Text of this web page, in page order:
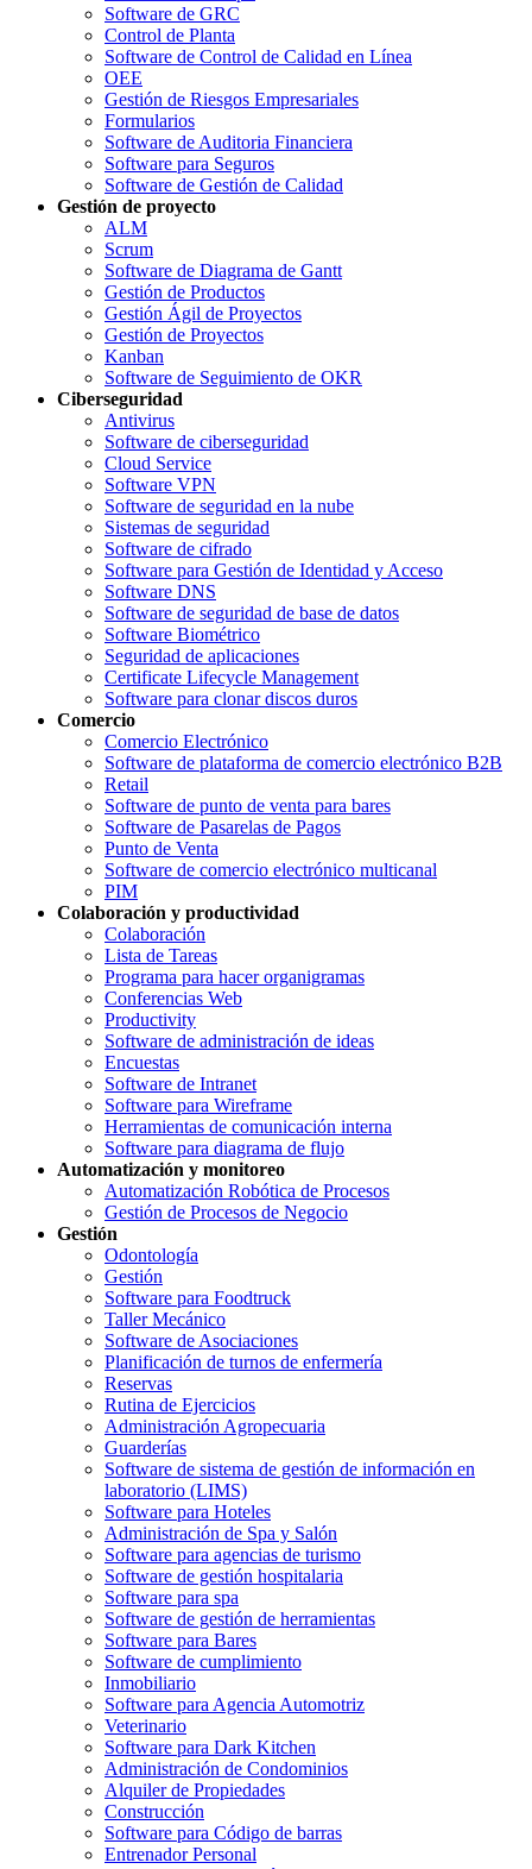
Software de GRC
Control de Planta
Software de Control de Calidad en Línea
OEE
Gestión de Riesgos Empresariales
Formularios
Software de Auditoria Financiera
Software para Seguros
Software de Gestión de Calidad
Gestión de proyecto
ALM
Scrum
Software de Diagrama de Gantt
Gestión de Productos
Gestión Ágil de Proyectos
Gestión de Proyectos
Kanban
Software de Seguimiento de OKR
Ciberseguridad
Antivirus
Software de ciberseguridad
Cloud Service
Software VPN
Software de seguridad en la nube
Sistemas de seguridad
Software de cifrado
Software para Gestión de Identidad y Acceso
Software DNS
Software de seguridad de base de datos
Software Biométrico
Seguridad de aplicaciones
Certificate Lifecycle Management
Software para clonar discos duros
Comercio
Comercio Electrónico
Software de plataforma de comercio electrónico B2B
Retail
Software de punto de venta para bares
Software de Pasarelas de Pagos
Punto de Venta
Software de comercio electrónico multicanal
PIM
Colaboración y productividad
Colaboración
Lista de Tareas
Programa para hacer organigramas
Conferencias Web
Productivity
Software de administración de ideas
Encuestas
Software de Intranet
Software para Wireframe
Herramientas de comunicación interna
Software para diagrama de flujo
Automatización y monitoreo
Automatización Robótica de Procesos
Gestión de Procesos de Negocio
Gestión
Odontología
Gestión
Software para Foodtruck
Taller Mecánico
Software de Asociaciones
Planificación de turnos de enfermería
Reservas
Rutina de Ejercicios
Administración Agropecuaria
Guarderías
Software de sistema de gestión de información en
laboratorio (LIMS)
Software para Hoteles
Administración de Spa y Salón
Software para agencias de turismo
Software de gestión hospitalaria
Software para spa
Software de gestión de herramientas
Software para Bares
Software de cumplimiento
Inmobiliario
Software para Agencia Automotriz
Veterinario
Software para Dark Kitchen
Administración de Condominios
Alquiler de Propiedades
Construcción
Software para Código de barras
Entrenador Personal